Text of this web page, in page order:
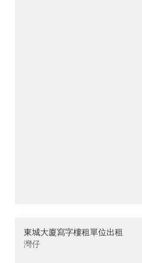
東城大廈寫字樓租單位出租
灣仔